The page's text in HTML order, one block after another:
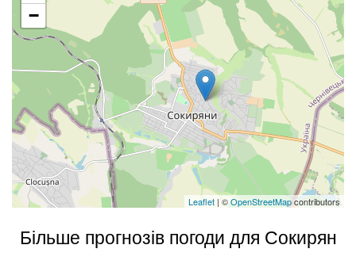
−
Leaflet | ©OpenStreetMapcontributors
Більше прогнозів погоди для Сокирян